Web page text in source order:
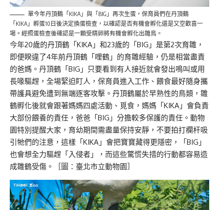
單今年丹頂鶴「KIKA」與「BIG」再次生蛋，保育員們在丹頂鶴
「KIKA」孵蛋10日後決定換蛋檢查，以確認是否有機會孵化還是又空歡喜一
場。經照蛋檢查後確認是一顆受精卵將有機會孵化出雛鳥。
今年20歲的丹頂鶴「KIKA」和23歲的「BIG」是第2次育雛，
即便睽違了4年前丹頂鶴「哩鶴」的育雛經驗，仍是相當盡責
的爸媽。丹頂鶴「BIG」只要看到有人接近就會發出鳴叫或用
長喙驅趕，全場緊迫盯人，保育員進入工作、餵食最好隨身攜
帶護具避免遭到無端逐客攻擊。丹頂鶴屬於早熟性的鳥類，雛
鶴孵化後就會跟著媽媽四處活動、覓食，媽媽「KIKA」會負責
大部份餵養的責任，爸爸「BIG」分擔較多保護的責任。動物
園特別提醒大家，育幼期間需盡量保持安靜，不要拍打欄杆吸
引牠們的注意，這樣「KIKA」會把寶寶藏得更隱密，「BIG」
也會想全力驅趕「入侵者」，而這些驚慌失措的行動都容易造
成雛鶴受傷。［圖：臺北市立動物園］